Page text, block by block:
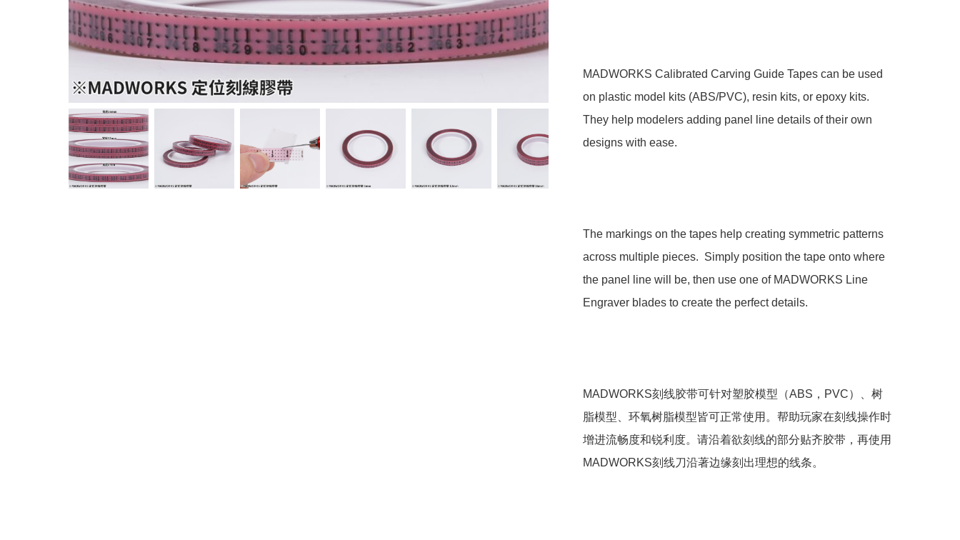
MADWORKS Calibrated Carving Guide Tapes can be used
on plastic model kits (ABS/PVC), resin kits, or epoxy kits.
They help modelers adding panel line details of their own
designs with ease.
The markings on the tapes help creating symmetric patterns
across multiple pieces.  Simply position the tape onto where
the panel line will be, then use one of MADWORKS Line
Engraver blades to create the perfect details.
MADWORKS刻线胶带可针对塑胶模型（ABS，PVC）、树
脂模型、环氧树脂模型皆可正常使用。帮助玩家在刻线操作时
增进流畅度和锐利度。请沿着欲刻线的部分贴齐胶带，再使用
MADWORKS刻线刀沿著边缘刻出理想的线条。